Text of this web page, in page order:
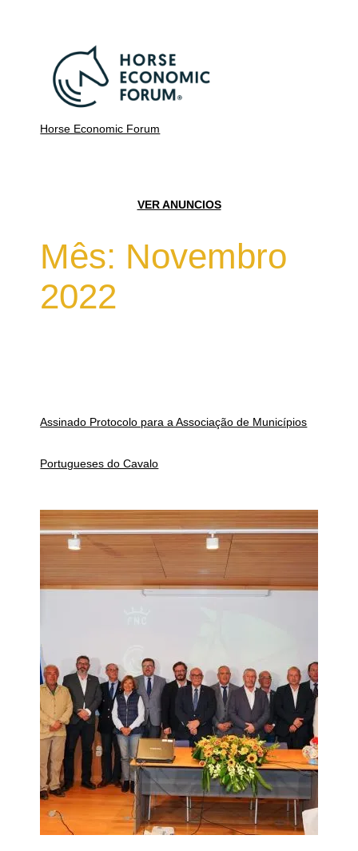
Horse Economic Forum
VER ANUNCIOS
Mês: Novembro
2022
Assinado Protocolo para a Associação de Municípios
Portugueses do Cavalo